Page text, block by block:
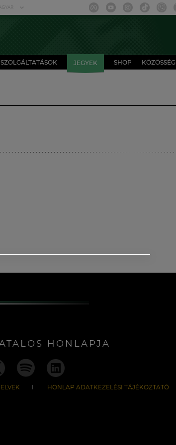
SZOLGÁLTATÁSOK JEGYEK SHOP KÖZÖSSÉG
HONLAPJA
HONLAP ADATKEZELÉSI TÁJÉKOZTATÓ